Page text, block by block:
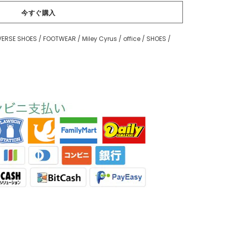
今すぐ購入
SHOES / FOOTWEAR / Miley Cyrus / office / SHOES /